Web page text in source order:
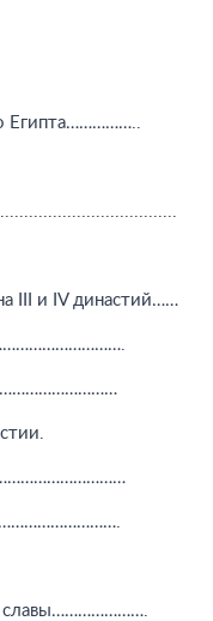
Египта……………..
III и IV династий……
славы………………….